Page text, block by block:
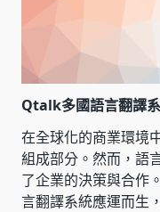
Qtalk多國語言翻譯
在全球化的商業環境
組成部分。然而，語
了企業的決策與合作
言翻譯系統應運而生